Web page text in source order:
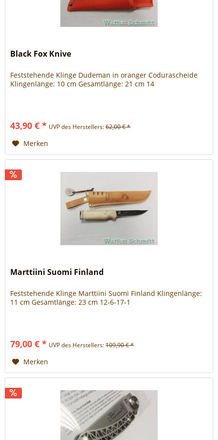
Black Fox Knive
Feststehende Klinge Dudeman in oranger Codurascheide
Klingenlänge: 10 cm Gesamtlänge: 21 cm 14
43,90 € * UVP des Herstellers:62,00 € *
Merken
Marttiini Suomi Finland
Feststehende Klinge Marttiini Suomi Finland Klingenlänge:
11 cm Gesamtlänge: 23 cm 12-6-17-1
79,00 € * UVP des Herstellers:109,90 € *
Merken